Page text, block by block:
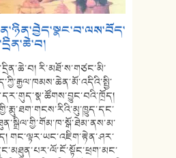
རི་མཐོ་ས་གཙང་མི་
གང་ལྟར་ཡང་འཇིག་རྟེན་ཤར་